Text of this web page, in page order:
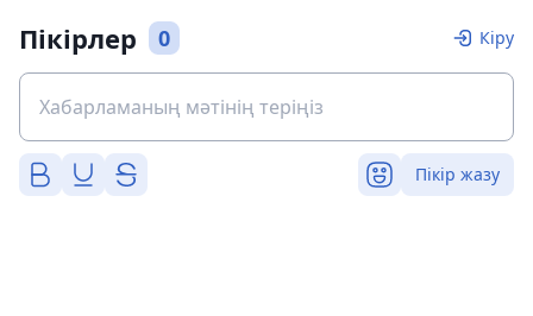
Пікірлер 0 Кіру
Пікір жазу